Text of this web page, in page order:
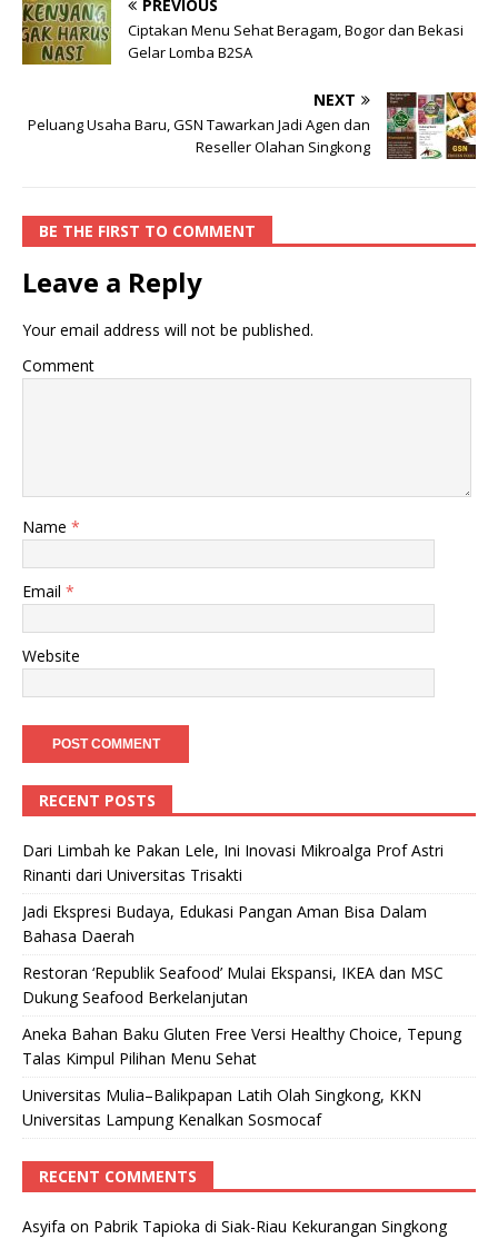
PREVIOUS
Ciptakan Menu Sehat Beragam, Bogor dan Bekasi
Gelar Lomba B2SA
NEXT
Peluang Usaha Baru, GSN Tawarkan Jadi Agen dan
Reseller Olahan Singkong
BE THE FIRST TO COMMENT
Leave a Reply
Your email address will not be published.
Comment
Name *
Email *
Website
RECENT POSTS
Dari Limbah ke Pakan Lele, Ini Inovasi Mikroalga Prof Astri
Rinanti dari Universitas Trisakti
Jadi Ekspresi Budaya, Edukasi Pangan Aman Bisa Dalam
Bahasa Daerah
Restoran ‘Republik Seafood’ Mulai Ekspansi, IKEA dan MSC
Dukung Seafood Berkelanjutan
Aneka Bahan Baku Gluten Free Versi Healthy Choice, Tepung
Talas Kimpul Pilihan Menu Sehat
Universitas Mulia–Balikpapan Latih Olah Singkong, KKN
Universitas Lampung Kenalkan Sosmocaf
RECENT COMMENTS
Asyifa on Pabrik Tapioka di Siak-Riau Kekurangan Singkong